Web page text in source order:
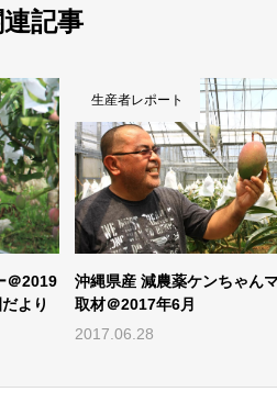
連記事
ンゴー
【農園だより】仲間おじぃ
マンゴー農園＠2025年6月
2025.06.30
生産者レポート